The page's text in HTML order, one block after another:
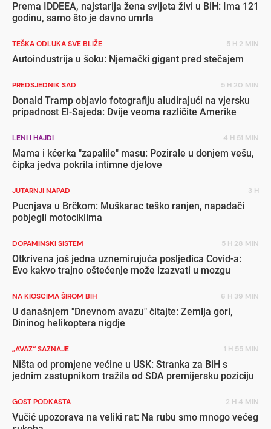
Prema IDDEEA, najstarija žena svijeta živi u BiH: Ima 121
godinu, samo što je davno umrla
TEŠKA ODLUKA SVE BLIŽE 5 H 2 MIN
Autoindustrija u šoku: Njemački gigant pred stečajem
PREDSJEDNIK SAD 5 H 20 MIN
Donald Tramp objavio fotografiju aludirajući na vjersku
pripadnost El-Sajeda: Dvije veoma različite Amerike
LENI I HAJDI 4 H 51 MIN
Mama i kćerka "zapalile" masu: Pozirale u donjem vešu,
čipka jedva pokrila intimne djelove
JUTARNJI NAPAD 3 H
Pucnjava u Brčkom: Muškarac teško ranjen, napadači
pobjegli motociklima
DOPAMINSKI SISTEM 5 H 28 MIN
Otkrivena još jedna uznemirujuća posljedica Covid-a:
Evo kakvo trajno oštećenje može izazvati u mozgu
NA KIOSCIMA ŠIROM BIH 6 H 39 MIN
U današnjem "Dnevnom avazu" čitajte: Zemlja gori,
Dininog helikoptera nigdje
„AVAZ“ SAZNAJE 1 H 55 MIN
Ništa od promjene većine u USK: Stranka za BiH s
jednim zastupnikom tražila od SDA premijersku poziciju
GOST PODKASTA 2 H 4 MIN
Vučić upozorava na veliki rat: Na rubu smo mnogo većeg